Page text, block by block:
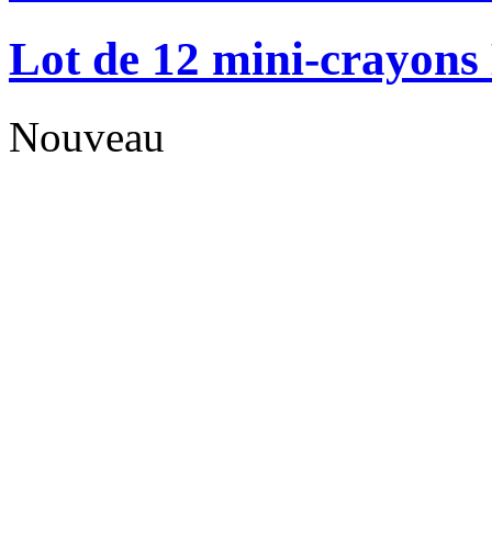
Lot de 12 mini-
Nouveau